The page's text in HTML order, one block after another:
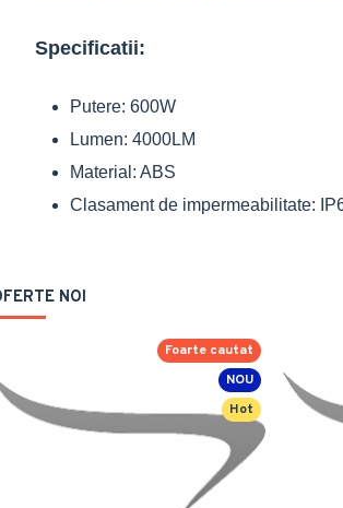
Specificatii:
Putere: 600W
Lumen: 4000LM
Material: ABS
Clasament de impermeabilitate:
NOI
NOU
Hot
Foarte cautat